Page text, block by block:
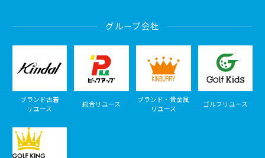
グループ会社
ブランド古着
リユース
総合リユース
ブランド・貴金属
リユース
ゴルフリユース